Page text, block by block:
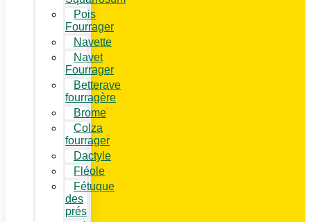
Pois
Fourrager
Navette
Navet
Fourrager
Betterave
fourragère
Brome
Colza
fourrager
Dactyle
Fléole
Fétuque
des
prés